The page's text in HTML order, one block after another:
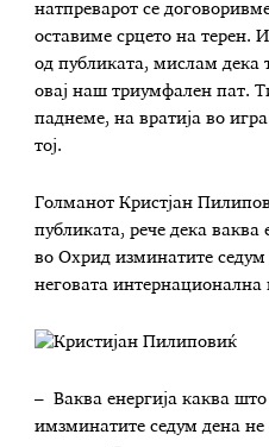
натпреварот се
оставиме срцето на
од публиката, мислам дека
овај наш триумфален пат.
паднеме, на вратија во
тој.
Голманот Кристјан
публиката, рече дека
во Охрид изминатите
неговата интернационална
– Ваква енергија каква
имзминатите седум дена